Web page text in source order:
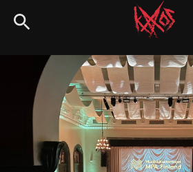
Siirry
suoraan
Kaaoszine